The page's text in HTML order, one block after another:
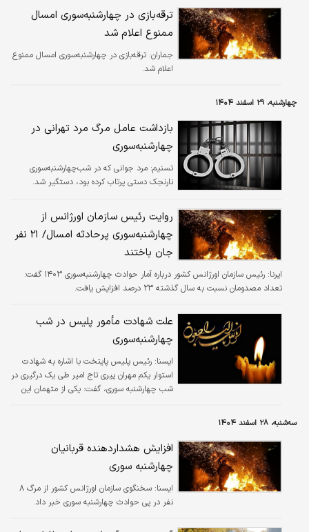
ترقه‌بازی در چهارشنبه‌سوری امسال
ممنوع اعلام شد
جماران: ترقه‌بازی در چهارشنبه‌سوری امسال ممنوع
اعلام شد.
چهارشنبه، ۲۹ اسفند ۱۴۰۴
بازداشت عامل مرگ مرد تهرانی در
چهارشنبه‌سوری
تسنیم: مرد جوانی که در شب‌چهارشنبه‌سوری
نارنجک دستی پرتاب کرده بود، دستگیر شد.
روایت رئیس سازمان اورژانس از
چهارشنبه‌سوری پر‌حادثه امسال/ ۲۱ نفر
جان باختند
ایرنا:
رئیس سازمان اورژانس کشور درباره آمار حوادث چهارشنبه‌سوری ۱۴۰۳ گفت:
تعداد مصدومان نسبت به سال گذشته ۲۳ درصد افزایش یافت.
علت شهادت مأمور پلیس در شب
چهارشنبه‌سوری
ايسنا: رئیس پلیس پایتخت با اشاره به شهادت
استوار یکم مهران پیری تاج امیر طی یک درگیری در
شب چهارشنبه سوری، گفت: یکی از متهمان این
سه‌شنبه، ۲۸ اسفند ۱۴۰۴
افزایش هشدار‌دهنده قربانیان
چهار‌شنبه سوری
ايسنا:
سخنگوی سازمان اورژانس کشور از مرگ ۸
نفر در پی حوادث چهارشنبه سوری خبر داد.